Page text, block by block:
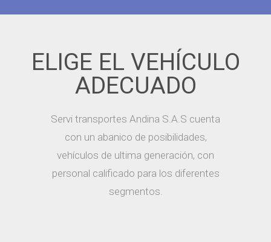
ELIGE EL VEHÍCULO
ADECUADO
Servi transportes Andina S.A.S cuenta
con un abanico de posibilidades,
vehículos de ultima generación, con
personal calificado para los diferentes
segmentos.